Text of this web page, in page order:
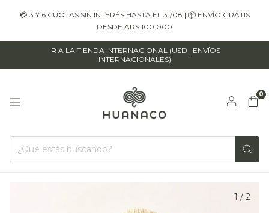
💳 3 Y 6 CUOTAS SIN INTERÉS HASTA EL 31/08 | 📦 ENVÍO GRATIS
DESDE ARS 100.000
IR A LA TIENDA INTERNACIONAL (USD | ENVÍOS
INTERNACIONALES)
0
1 / 2